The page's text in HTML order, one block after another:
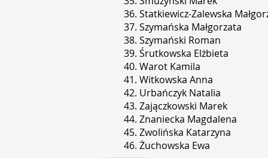
Statkiewicz-Zalewska
Szymańska Małgorzata
Szymański Roman
Śrutkowska Elżbieta
Warot Kamila
Witkowska Anna
Urbańczyk Natalia
Zajączkowski Marek
Znaniecka Magdalena
Zwolińska Katarzyna
Żuchowska Ewa